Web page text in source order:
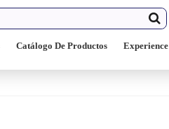
Catálogo De Productos Experience